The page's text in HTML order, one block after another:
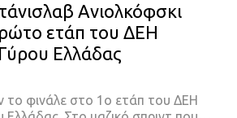
Ανιολκόφσκι
ετάπ του ΔΕΗ
Ελλάδας
το φινάλε στο 1ο ετάπ του ΔΕΗ